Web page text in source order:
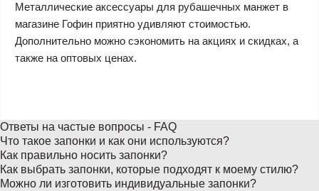
Металлические аксессуары для рубашечных манжет в
магазине Гофин приятно удивляют стоимостью.
Дополнительно можно сэкономить на акциях и скидках, а
также на оптовых ценах.
Ответы на частые вопросы - FAQ
Что такое запонки и как они используются?
Как правильно носить запонки?
Как выбрать запонки, которые подходят к моему стилю?
Можно ли изготовить индивидуальные запонки?